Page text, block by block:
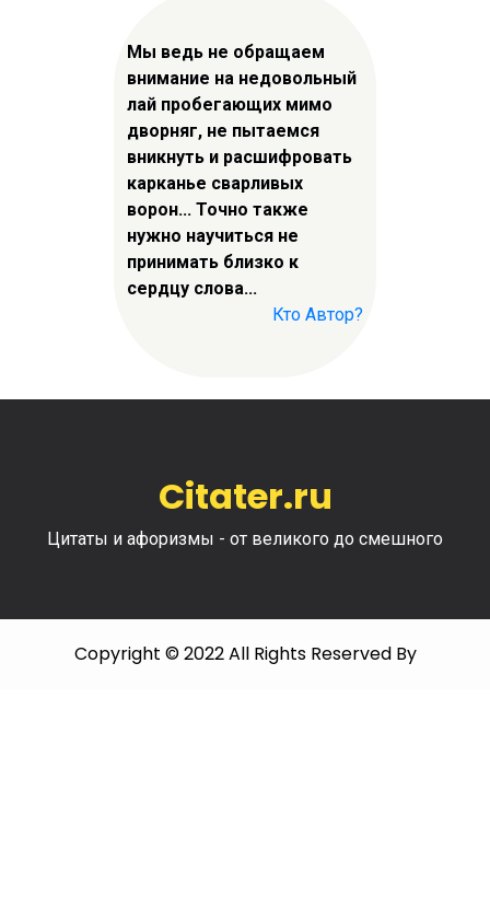
Мы ведь не обращаем
внимание на недовольный
лай пробегающих мимо
дворняг, не пытаемся
вникнуть и расшифровать
карканье сварливых
ворон... Точно также
нужно научиться не
принимать близко к
сердцу слова...
Кто Автор?
Citater.ru
Цитаты и афоризмы - от великого до смешного
Copyright © 2022 All Rights Reserved By